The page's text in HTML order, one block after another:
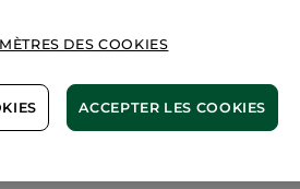
coffret au décor festif et
DES COOKIES
ACCEPTER LES COOKIES